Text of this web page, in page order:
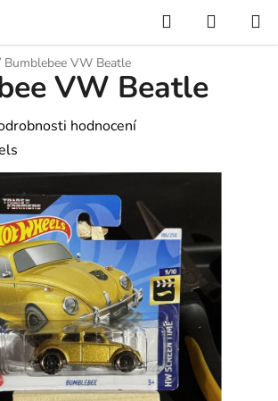
Hledat
KOŠÍK
Bumblebee VW Beatle
VW Beatle
hodnocení